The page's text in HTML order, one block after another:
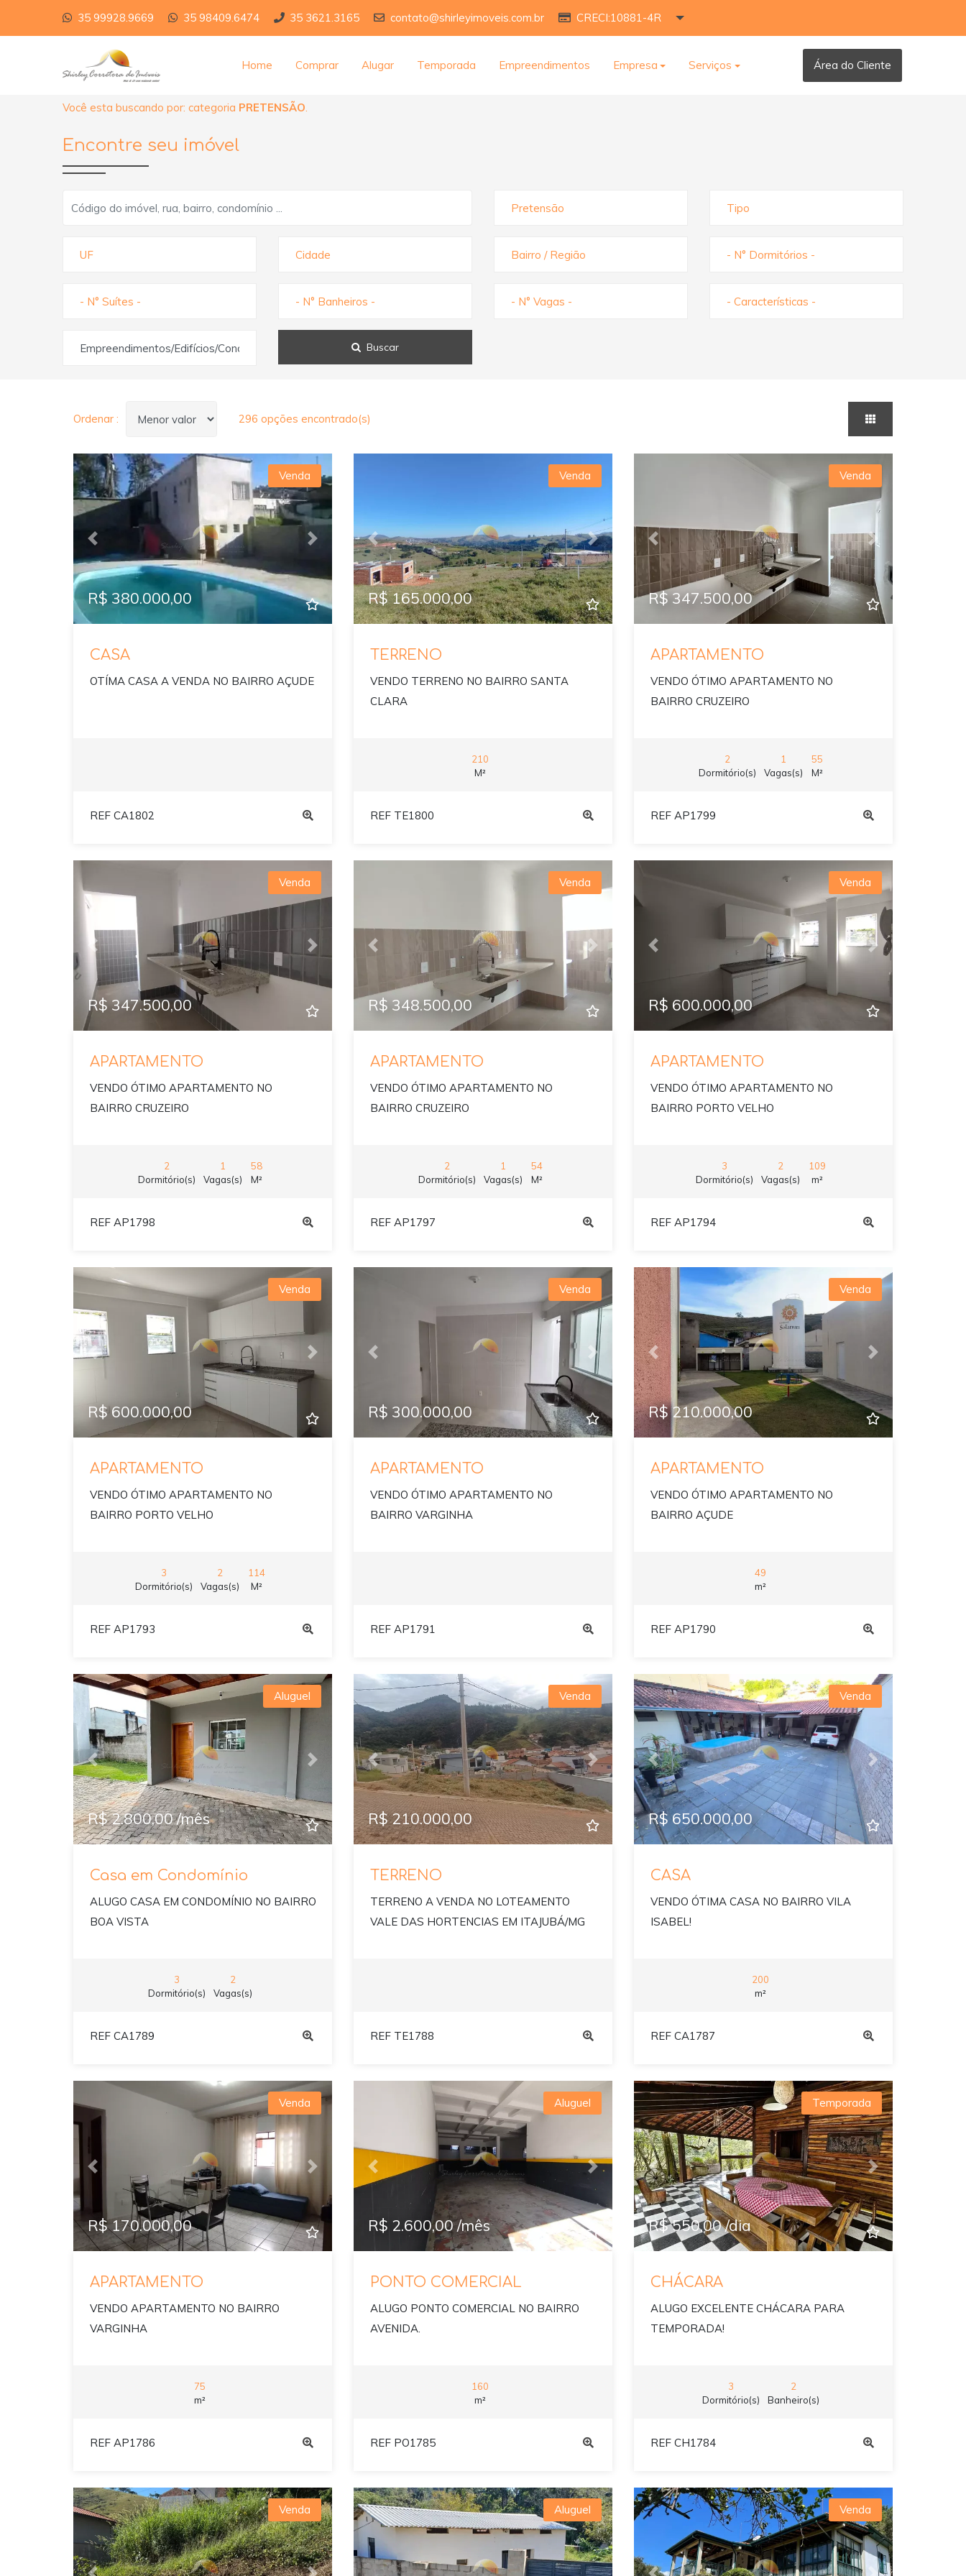
35 99928.9669 35 98409.6474 35 3621.3165 contato@shirleyimoveis.com.br CRECI:10881-4R
Home Comprar Alugar Temporada Empreendimentos Empresa Serviços Área do Cliente
Você esta buscando por: categoria PRETENSÃO
Encontre seu imóvel
Pretensão Tipo
UF Cidade Bairro / Região - N° Dormitórios -
- N° Suítes - - N° Banheiros - - N° Vagas - - Características -
Empreendimentos/Edifícios/Condomínios Buscar
Ordenar : 296 opções encontrado(s)
Previous Next
Venda
R$ 380.000,00
CASA
OTÍMA CASA A VENDA NO BAIRRO AÇUDE
REF CA1802
Previous Next
Venda
R$ 165.000,00
TERRENO
VENDO TERRENO NO BAIRRO SANTA
CLARA
210
M²
REF TE1800
Previous Next
Venda
R$ 347.500,00
APARTAMENTO
VENDO ÓTIMO APARTAMENTO NO
BAIRRO CRUZEIRO
2
Dormitório(s)
1
Vagas(s)
55
M²
REF AP1799
Previous Next
Venda
R$ 347.500,00
APARTAMENTO
VENDO ÓTIMO APARTAMENTO NO
BAIRRO CRUZEIRO
2
Dormitório(s)
1
Vagas(s)
58
M²
REF AP1798
Previous Next
Venda
R$ 348.500,00
APARTAMENTO
VENDO ÓTIMO APARTAMENTO NO
BAIRRO CRUZEIRO
2
Dormitório(s)
1
Vagas(s)
54
M²
REF AP1797
Previous Next
Venda
R$ 600.000,00
APARTAMENTO
VENDO ÓTIMO APARTAMENTO NO
BAIRRO PORTO VELHO
3
Dormitório(s)
2
Vagas(s)
109
m²
REF AP1794
Previous Next
Venda
R$ 600.000,00
APARTAMENTO
VENDO ÓTIMO APARTAMENTO NO
BAIRRO PORTO VELHO
3
Dormitório(s)
2
Vagas(s)
114
M²
REF AP1793
Previous Next
Venda
R$ 300.000,00
APARTAMENTO
VENDO ÓTIMO APARTAMENTO NO
BAIRRO VARGINHA
REF AP1791
Previous Next
Venda
R$ 210.000,00
APARTAMENTO
VENDO ÓTIMO APARTAMENTO NO
BAIRRO AÇUDE
49
m²
REF AP1790
Previous Next
Aluguel
R$ 2.800,00 /mês
Casa em Condomínio
ALUGO CASA EM CONDOMÍNIO NO BAIRRO
BOA VISTA
3
Dormitório(s)
2
Vagas(s)
REF CA1789
Previous Next
Venda
R$ 210.000,00
TERRENO
TERRENO A VENDA NO LOTEAMENTO
VALE DAS HORTENCIAS EM ITAJUBÁ/MG
REF TE1788
Previous Next
Venda
R$ 650.000,00
CASA
VENDO ÓTIMA CASA NO BAIRRO VILA
ISABEL!
200
m²
REF CA1787
Previous Next
Venda
R$ 170.000,00
APARTAMENTO
VENDO APARTAMENTO NO BAIRRO
VARGINHA
75
m²
REF AP1786
Previous Next
Aluguel
R$ 2.600,00 /mês
PONTO COMERCIAL
ALUGO PONTO COMERCIAL NO BAIRRO
AVENIDA.
160
m²
REF PO1785
Previous Next
Temporada
R$ 550,00 /dia
CHÁCARA
ALUGO EXCELENTE CHÁCARA PARA
TEMPORADA!
3
Dormitório(s)
2
Banheiro(s)
REF CH1784
Venda Aluguel Venda